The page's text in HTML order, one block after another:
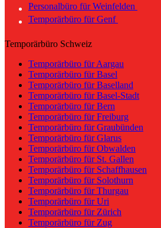
Personalbüro für Weinfelden
Temporärbüro für Genf
Temporärbüro Schweiz
Temporärbüro für Aargau
Temporärbüro für Basel
Temporärbüro für Baselland
Temporärbüro für Basel-Stadt
Temporärbüro für Bern
Temporärbüro für Freiburg
Temporärbüro für Graubünden
Temporärbüro für Glarus
Temporärbüro für Obwalden
Temporärbüro für St. Gallen
Temporärbüro für Schaffhausen
Temporärbüro für Solothurn
Temporärbüro für Thurgau
Temporärbüro für Uri
Temporärbüro für Zürich
Temporärbüro für Zug